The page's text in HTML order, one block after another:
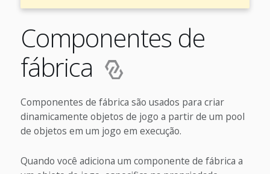
Componentes de
fábrica
Componentes de fábrica são usados para criar
dinamicamente objetos de jogo a partir de um pool
de objetos em um jogo em execução.
Quando você adiciona um componente de fábrica a